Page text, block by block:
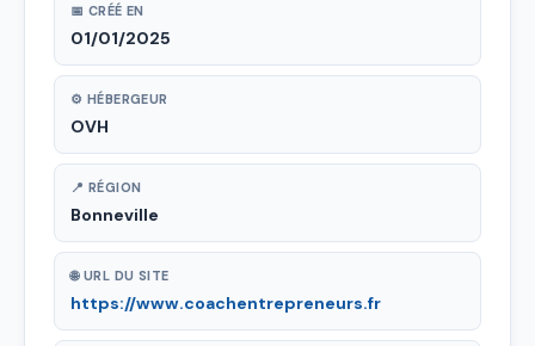
📅 CRÉÉ EN
01/01/2025
⚙ HÉBERGEUR
OVH
📍 RÉGION
Bonneville
🌐 URL DU SITE
https://www.coachentrepreneurs.fr